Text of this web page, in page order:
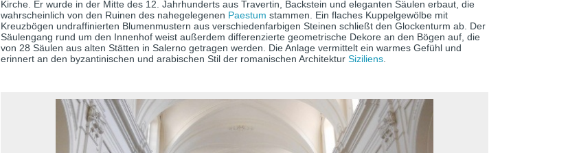
Kirche. Er wurde in der Mitte des 12. Jahrhunderts aus Travertin, Backstein und eleganten Säulen erbaut, die
wahrscheinlich von den Ruinen des nahegelegenen Paestum stammen. Ein flaches Kuppelgewölbe mit
Kreuzbögen undraffinierten Blumenmustern aus verschiedenfarbigen Steinen schließt den Glockenturm ab. Der
Säulengang rund um den Innenhof weist außerdem differenzierte geometrische Dekore an den Bögen auf, die
von 28 Säulen aus alten Stätten in Salerno getragen werden. Die Anlage vermittelt ein warmes Gefühl und
erinnert an den byzantinischen und arabischen Stil der romanischen Architektur Siziliens